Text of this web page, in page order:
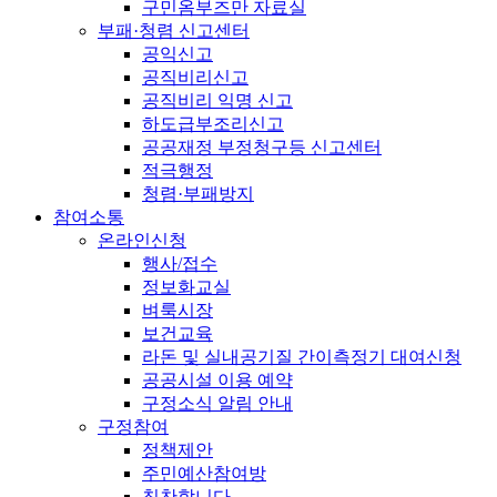
구민옴부즈만 자료실
부패·청렴 신고센터
공익신고
공직비리신고
공직비리 익명 신고
하도급부조리신고
공공재정 부정청구등 신고센터
적극행정
청렴·부패방지
참여소통
온라인신청
행사/접수
정보화교실
벼룩시장
보건교육
라돈 및 실내공기질 간이측정기 대여신청
공공시설 이용 예약
구정소식 알림 안내
구정참여
정책제안
주민예산참여방